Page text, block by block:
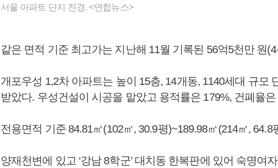
서울 아파트 단지 전경. <연합뉴스>
같은 면적 기준 최고가는 지난해 11월 기록된 56억5천만 원
개포우성 1,2차 아파트는 높이 15층, 14개동, 1140세대 규모
받았다. 우성건설이 시공을 맡았고 용적률은 179%, 건폐율은
전용면적 기준 84.81㎡(102㎡, 30.9평)~189.98㎡(214㎡, 64.8
양재천변에 있고 ‘강남 8학군’ 대치동 한복판에 있어 숙명여